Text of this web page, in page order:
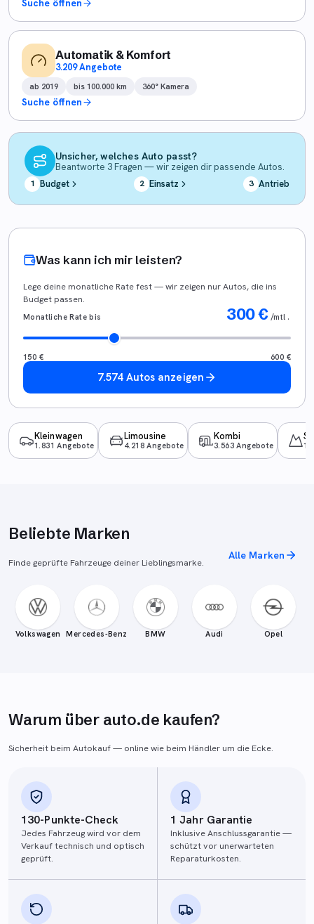
Suche öffnen
Automatik & Komfort
3.209 Angebote
ab 2019 bis 100.000 km 360° Kamera
Suche öffnen
Unsicher, welches Auto passt?
Beantworte 3 Fragen — wir zeigen dir passende Autos.
1 Budget 2 Einsatz 3 Antrieb
Was kann ich mir leisten?
Lege deine monatliche Rate fest — wir zeigen nur Autos, die ins
Budget passen.
Monatliche Rate bis 300€ /mtl.
150 € 600 €
7.574 Autos anzeigen
Kleinwagen
1.831 Angebote
Limousine
4.218 Angebote
Kombi
3.563 Angebote
Beliebte Marken
Finde geprüfte Fahrzeuge deiner Lieblingsmarke.
Alle Marken
Volkswagen Mercedes-Benz BMW Audi Opel
Warum über auto.de kaufen?
Sicherheit beim Autokauf — online wie beim Händler um die Ecke.
130-Punkte-Check
Jedes Fahrzeug wird vor dem
Verkauf technisch und optisch
geprüft.
1 Jahr Garantie
Inklusive Anschlussgarantie —
schützt vor unerwarteten
Reparaturkosten.